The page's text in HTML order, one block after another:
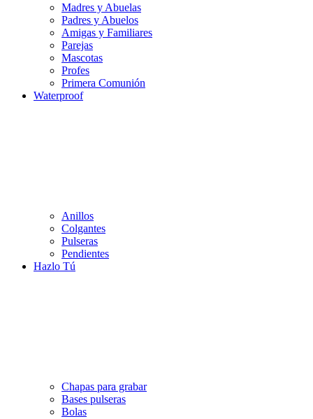
Madres y Abuelas
Padres y Abuelos
Amigas y Familiares
Parejas
Mascotas
Profes
Primera Comunión
Waterproof
Anillos
Colgantes
Pulseras
Pendientes
Hazlo Tú
Chapas para grabar
Bases pulseras
Bolas